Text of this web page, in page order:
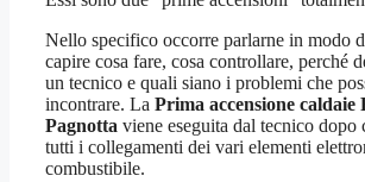
Nello specifico occorre parlarne in modo
capire cosa fare, cosa controllare, perché
un tecnico e quali siano i problemi che
incontrare. La Prima accensione
Pagnotta viene eseguita dal tecnico dopo
tutti i collegamenti dei vari elementi
combustibile.